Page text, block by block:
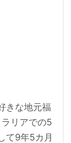
きな地元福
リアでの5
て9年5カ月